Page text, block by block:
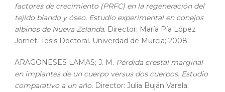
factores de crecimiento (PRFC) en la regeneración del
tejido blando y óseo. Estudio experimental en conejos
albinos de Nueva Zelanda. Director: María Pía López
Jornet. Tesis Doctoral. Univerdad de Murcia; 2008.
ARAGONESES LAMAS; J. M. Pérdida crestal marginal
en implantes de un cuerpo versus dos cuerpos. Estudio
comparativo a un año. Director: Julia Buján Varela;